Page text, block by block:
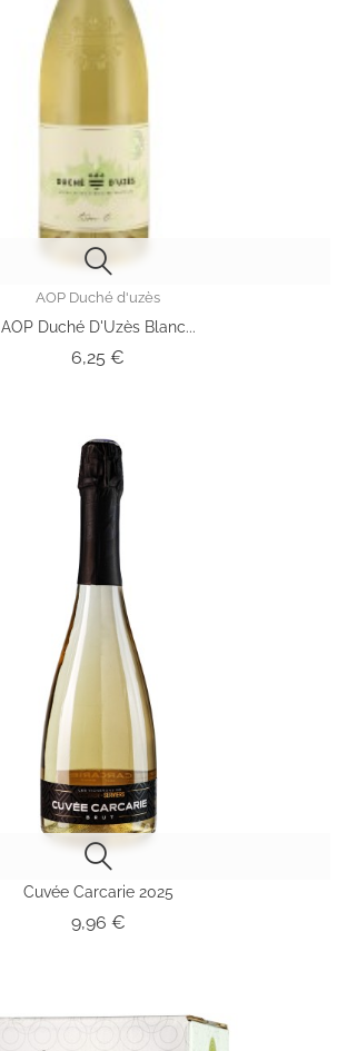
AOP Duché d'uzès
AOP Duché D'Uzès Blanc...
6,25 €
Cuvée Carcarie 2025
9,96 €Prix